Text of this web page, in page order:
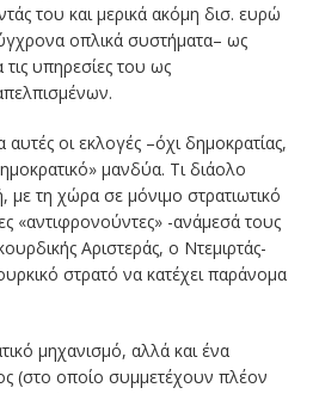
του και μερικά ακόμη δισ. ευρώ
οπλικά συστήματα– ως
υπηρεσίες του ως
οι εκλογές –όχι δημοκρατίας,
μανδύα. Τι διάολο
με τη χώρα σε μόνιμο στρατιωτικό
«αντιφρονούντες» -ανάμεσά τους
Αριστεράς, ο Ντεμιρτάς-
στρατό να κατέχει παράνομα
μηχανισμό, αλλά και ένα
(στο οποίο συμμετέχουν πλέον